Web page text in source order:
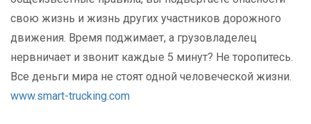
свою жизнь и жизнь других участников дорожного
движения. Время поджимает, а грузовладелец
нервничает и звонит каждые 5 минут? Не торопитесь.
Все деньги мира не стоят одной человеческой жизни.
www.smart-trucking.com